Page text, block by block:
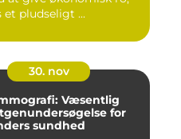
et pludseligt ...
30. nov
Væsentlig
for
sundhed